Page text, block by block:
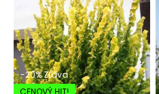
-20% Zľava
CENOVÝ HIT!